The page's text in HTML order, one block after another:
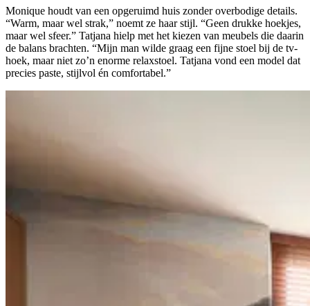
Monique houdt van een opgeruimd huis zonder overbodige details.
“Warm, maar wel strak,” noemt ze haar stijl. “Geen drukke hoekjes,
maar wel sfeer.” Tatjana hielp met het kiezen van meubels die daarin
de balans brachten. “Mijn man wilde graag een fijne stoel bij de tv-
hoek, maar niet zo’n enorme relaxstoel. Tatjana vond een model dat
precies paste, stijlvol én comfortabel.”